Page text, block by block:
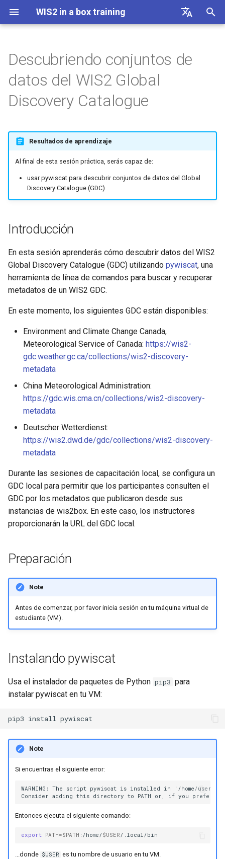
WIS2 in a box training
Français
c
d
o
b
ú
Linux cheatsheet
Docker cheatsheet
Introducción
Preparación
Encontrando datos con
Conclusión
Plantilla AWS
Plantilla DAYCLI
Descubriendo conjuntos de
datos del WIS2 Global
Discovery Catalogue
Resultados de aprendizaje
Al final de esta sesión práctica, serás capaz de:
usar pywiscat para descubrir conjuntos de datos del Global
Discovery Catalogue (GDC)
Introducción
En esta sesión aprenderás cómo descubrir datos del WIS2
Global Discovery Catalogue (GDC) utilizando pywiscat, una
herramienta de línea de comandos para buscar y recuperar
metadatos de un WIS2 GDC.
En este momento, los siguientes GDC están disponibles:
Environment and Climate Change Canada,
Meteorological Service of Canada: https://wis2-
gdc.weather.gc.ca/collections/wis2-discovery-
metadata
China Meteorological Administration:
https://gdc.wis.cma.cn/collections/wis2-discovery-
metadata
Deutscher Wetterdienst:
https://wis2.dwd.de/gdc/collections/wis2-discovery-
metadata
Durante las sesiones de capacitación local, se configura un
GDC local para permitir que los participantes consulten el
GDC por los metadatos que publicaron desde sus
instancias de wis2box. En este caso, los instructores
proporcionarán la URL del GDC local.
Preparación
Note
Antes de comenzar, por favor inicia sesión en tu máquina virtual de
estudiante (VM).
Instalando pywiscat
Usa el instalador de paquetes de Python pip3 para
instalar pywiscat en tu VM:
pip3 install
Note
Si encuentras el siguiente error:
WARNING: The script pywiscat is installed in '/home/
Entonces ejecuta el siguiente comando:
export PATH=$PATH :/home/$USER
...donde $USER es tu nombre de usuario en tu VM.